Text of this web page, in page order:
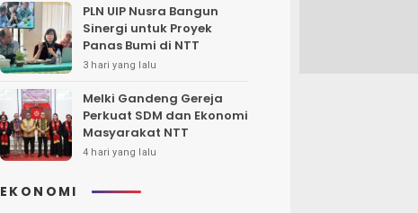
PLN UIP Nusra Bangun
Sinergi untuk Proyek
Panas Bumi di NTT
3 hari yang lalu
Melki Gandeng Gereja
Perkuat SDM dan Ekonomi
Masyarakat NTT
4 hari yang lalu
EKONOMI